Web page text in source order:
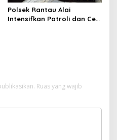
Polsek Rantau Alai
Intensifkan Patroli dan Cek
Ruas yang wajib